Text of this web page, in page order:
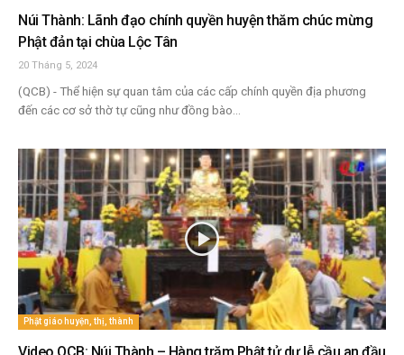
Núi Thành: Lãnh đạo chính quyền huyện thăm chúc mừng
Phật đản tại chùa Lộc Tân
20 Tháng 5, 2024
(QCB) - Thể hiện sự quan tâm của các cấp chính quyền địa phương
đến các cơ sở thờ tự cũng như đồng bào...
Phật giáo huyện, thị, thành